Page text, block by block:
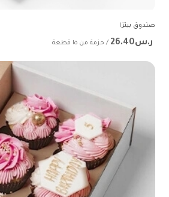
صندوق بيتزا
ر.س26.40 / حزمة من ١٥ قطعة